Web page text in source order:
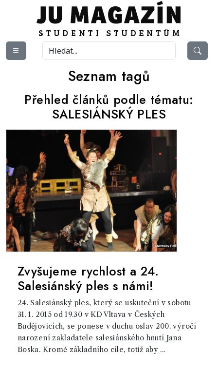
Seznam tagů
Přehled článků podle tématu:
SALESIÁNSKÝ PLES
Zvyšujeme rychlost a 24.
Salesiánský ples s námi!
24. Salesiánský ples, který se uskuteční v sobotu
31. 1. 2015 od 19.30 v KD Vltava v Českých
Budějovicích, se ponese v duchu oslav 200. výročí
narození zakladatele salesiánského hnutí Jana
Boska. Kromě základního cíle, totiž aby ...